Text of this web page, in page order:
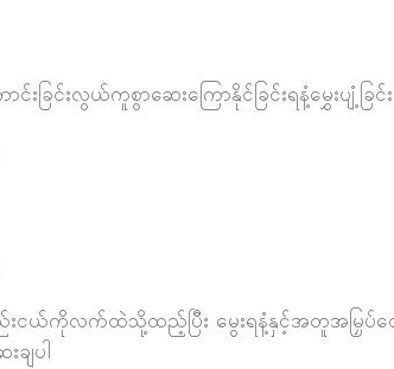
ခြင်းလွယ်ကူစွာဆေးကြောနိုင်ခြင်းရနံ့မွှေးပျံ့ခ
ည်းငယ်ကိုလက်ထဲသို့ထည့်ပြီး မွေးရနံ့နှင့်အတူအမြှပ်
ျပါ